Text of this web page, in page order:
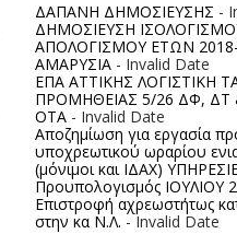
ΔΑΠΑΝΗ ΔΗΜΟΣΙΕΥΣΗΣ -
ΔΗΜΟΣΙΕΥΣΗ
ΑΠΟΛΟΓΙΣΜΟΥ ΕΤΩΝ
ΑΜΑΡΥΣΙΑ - Invalid Date
ΕΠΑ ΑΤΤΙΚΗΣ ΛΟΓΙΣΤΙΚΗ
ΠΡΟΜΗΘΕΙΑΣ 5/26 ΔΦ, ΔΤ
ΟΤΑ - Invalid Date
Αποζημίωση για εργασία
υποχρεωτικού ωραρίου
(μόνιμοι και ΙΔΑΧ)
Προυπολογισμός ΙΟΥΛΙΟΥ
Επιστροφή αχρεωστήτως
στην κα Ν.Λ. - Invalid Date